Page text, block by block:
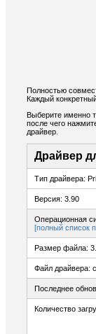
Полностью
Каждый
Выберите именно
после чего
драйвер.
Драйвер
Тип драйвера:
Версия: 3.90
Операционная
[полный список
Размер файла:
Файл драйвера:
Последнее
Количество